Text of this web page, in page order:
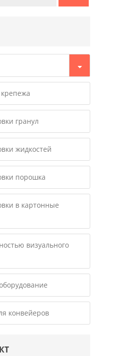
гранул
жидкостей
порошка
в картонные
визуального
конвейеров